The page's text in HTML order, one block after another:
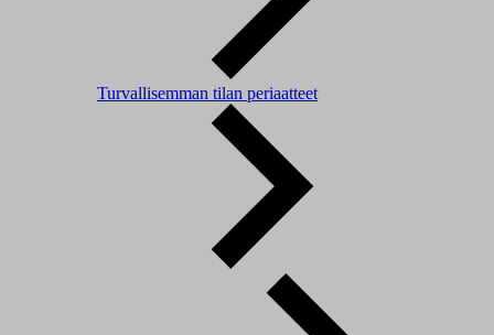
Turvallisemman tilan periaatteet